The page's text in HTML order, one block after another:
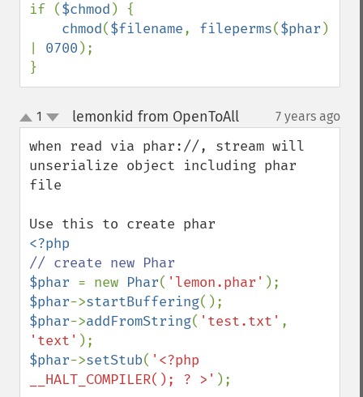
if ($chmod ) {
chmod($filename, fileperms($phar )
0700 );
}
up
down
1 lemonkid from OpenToAll¶ 7 years ago
when read via phar://, stream will
unserialize object including phar
file
$phar = new Phar( 'lemon.phar'
$phar->startBuffering
$phar->addFromString( 'test.txt'
'text'
$phar->setStub( '<?php
__HALT_COMPILER(); ? >' );